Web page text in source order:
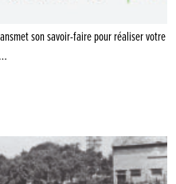
son savoir-faire pour réaliser votre